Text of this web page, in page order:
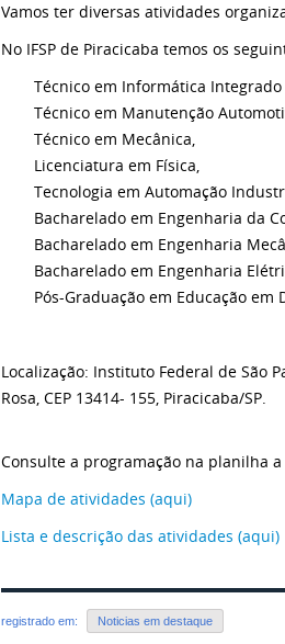
Vamos ter diversas atividades
No IFSP de Piracicaba temos os
Técnico em Informática
Técnico em Manutenção
Técnico em Mecânica,
Licenciatura em Física,
Tecnologia em Automação
Bacharelado em Engenharia da
Bacharelado em Engenharia
Bacharelado em Engenharia
Pós-Graduação em Educação em
Localização: Instituto Federal de São
Rosa, CEP 13414- 155, Piracicaba/SP.
Consulte a programação na planilha
Mapa de atividades (aqui)
Lista e descrição das atividades (aqui)
registrado em: Noticias em destaque